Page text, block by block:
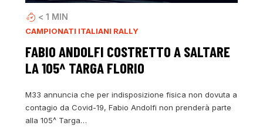
< 1 MIN
CAMPIONATI ITALIANI RALLY
FABIO ANDOLFI COSTRETTO A SALTARE
LA 105^ TARGA FLORIO
M33 annuncia che per indisposizione fisica non dovuta a
contagio da Covid-19, Fabio Andolfi non prenderà parte
alla 105^ Targa…